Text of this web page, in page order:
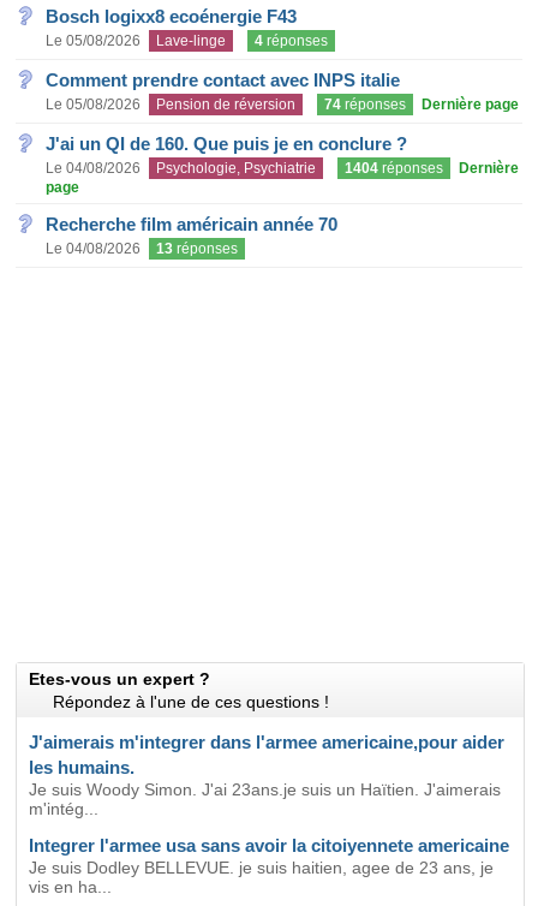
Bosch logixx8 ecoénergie F43
Le 05/08/2026 Lave-linge 4 réponses
Comment prendre contact avec INPS italie
Le 05/08/2026 Pension de réversion 74 réponses Dernière page
J'ai un QI de 160. Que puis je en conclure ?
Le 04/08/2026 Psychologie, Psychiatrie 1404 réponses
Dernière
page
Recherche film américain année 70
Le 04/08/2026 13 réponses
Etes-vous un expert ?
Répondez à l'une de ces questions !
J'aimerais m'integrer dans l'armee americaine,pour aider
les humains.
Je suis Woody Simon. J'ai 23ans.je suis un Haïtien. J'aimerais
m'intég...
Integrer l'armee usa sans avoir la citoiyennete americaine
Je suis Dodley BELLEVUE. je suis haitien, agee de 23 ans, je
vis en ha...